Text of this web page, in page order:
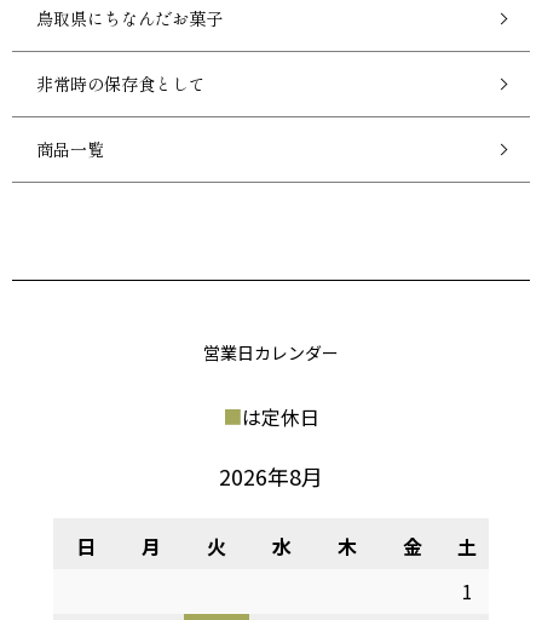
鳥取県にちなんだお菓子
非常時の保存食として
商品一覧
営業日カレンダー
■は定休日
2026年8月
日 月 火 水 木 金
土
1